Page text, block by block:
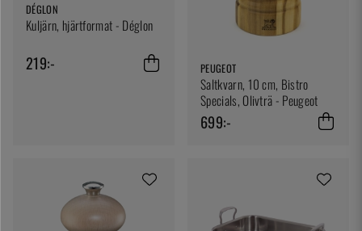
DÉGLON
Kuljärn, hjärtformat - Déglon
219:- PEUGEOT
Saltkvarn, 10 cm, Bistro
Specials, Olivträ - Peugeot
699:-